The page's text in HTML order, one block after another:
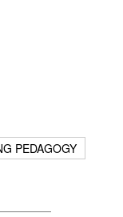
PEDAGOGY